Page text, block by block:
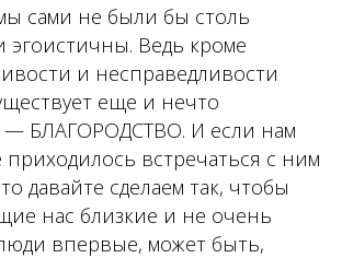
сами не были бы столь
Ведь кроме
и несправедливости
еще и нечто
БЛАГОРОДСТВО. И если нам
встречаться с ним
давайте сделаем так, чтобы
нас близкие и не очень
впервые, может быть,